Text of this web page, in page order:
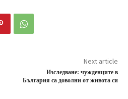
Next article
Изследване: чужденците в
България са доволни от живота си